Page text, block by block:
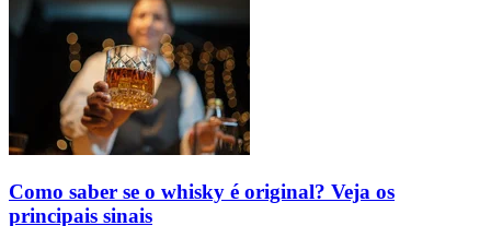
Como saber se o whisky é original? Veja os
principais sinais